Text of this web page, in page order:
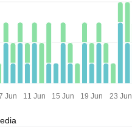
Jun 11 Jun 15 Jun 19 Jun 23 Jun